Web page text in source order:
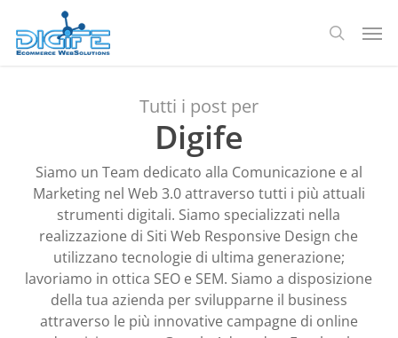
contenuto
ricerca
Tutti i post per
Digife
Siamo un Team dedicato alla Comunicazione e al
Marketing nel Web 3.0 attraverso tutti i più attuali
strumenti digitali. Siamo specializzati nella
realizzazione di Siti Web Responsive Design che
utilizzano tecnologie di ultima generazione;
lavoriamo in ottica SEO e SEM. Siamo a disposizione
della tua azienda per svilupparne il business
attraverso le più innovative campagne di online